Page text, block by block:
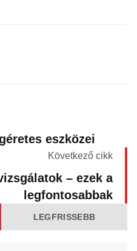
eszközei
Következő cikk
– ezek a
legfontosabbak
LEGFRISSEBB